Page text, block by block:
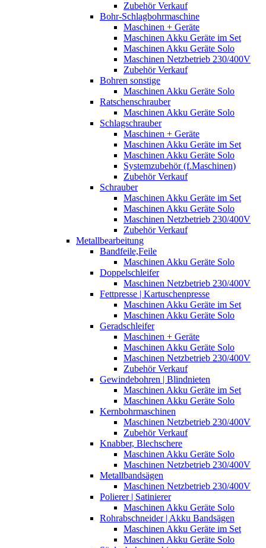
Zubehör Verkauf
Bohr-Schlagbohrmaschine
Maschinen + Geräte
Maschinen Akku Geräte im Set
Maschinen Akku Geräte Solo
Maschinen Netzbetrieb 230/400V
Zubehör Verkauf
Bohren sonstige
Maschinen Akku Geräte Solo
Ratschenschrauber
Maschinen Akku Geräte Solo
Schlagschrauber
Maschinen + Geräte
Maschinen Akku Geräte im Set
Maschinen Akku Geräte Solo
Systemzubehör (f.Maschinen)
Zubehör Verkauf
Schrauber
Maschinen Akku Geräte im Set
Maschinen Akku Geräte Solo
Maschinen Netzbetrieb 230/400V
Zubehör Verkauf
Metallbearbeitung
Bandfeile,Feile
Maschinen Akku Geräte Solo
Doppelschleifer
Maschinen Netzbetrieb 230/400V
Fettpresse | Kartuschenpresse
Maschinen Akku Geräte im Set
Maschinen Akku Geräte Solo
Geradschleifer
Maschinen + Geräte
Maschinen Akku Geräte Solo
Maschinen Netzbetrieb 230/400V
Zubehör Verkauf
Gewindebohren | Blindnieten
Maschinen Akku Geräte im Set
Maschinen Akku Geräte Solo
Kernbohrmaschinen
Maschinen Netzbetrieb 230/400V
Zubehör Verkauf
Knabber, Blechschere
Maschinen Akku Geräte Solo
Maschinen Netzbetrieb 230/400V
Metallbandsägen
Maschinen Netzbetrieb 230/400V
Polierer | Satinierer
Maschinen Akku Geräte Solo
Rohrabschneider | Akku Bandsägen
Maschinen Akku Geräte im Set
Maschinen Akku Geräte Solo